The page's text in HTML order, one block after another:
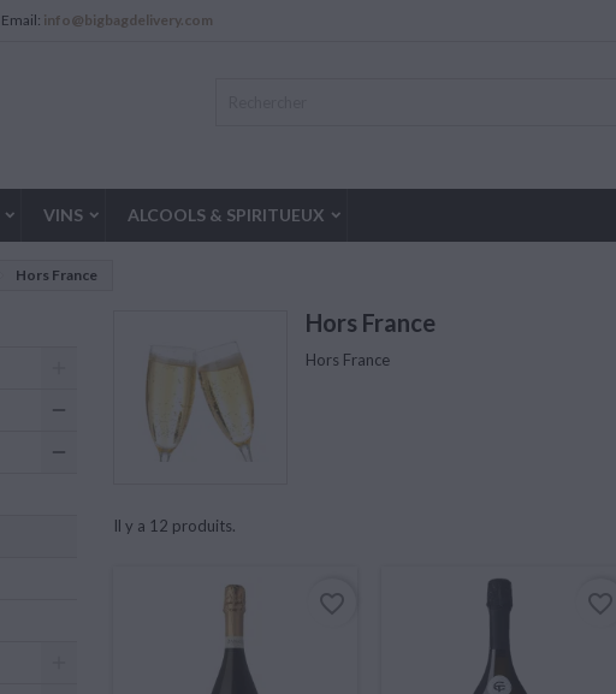
Email: info@bigbagdelivery.com
VINS ALCOOLS & SPIRITUEUX
Hors France
Hors France
Hors France
Il y a 12 produits.
favorite_border favorite_border